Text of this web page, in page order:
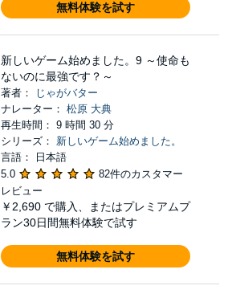
無料体験を試す
新しいゲーム始めました。9 ～使命も
ないのに最強です？～
著者：
じゃがバター
ナレーター： 松原 大典
再生時間： 9 時間 30 分
シリーズ： 新しいゲーム始めました。
言語： 日本語
5.0
82件のカスタマー
レビュー
￥2,690 で購入、またはプレミアムプ
ラン30日間無料体験で試す
無料体験を試す